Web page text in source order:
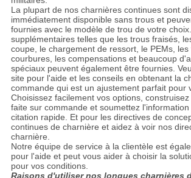
La plupart de nos charnières continues sont
immédiatement disponible sans trous et
fournies avec le modèle de trou de votre
supplémentaires telles que les trous fraisés,
coupe, le chargement de ressort, le PEMs, les
courbures, les compensations et beaucoup
spéciaux peuvent également être fournies.
site pour l'aide et les conseils en obtenant la
commande qui est un ajustement parfait pour
Choisissez facilement vos options,
faite sur commande et soumettez
citation rapide. Et pour les directives de
continues de charnière et aidez à voir nos
charnière.
Notre équipe de service à la clientèle est
pour l'aide et peut vous aider à choisir la
pour vos conditions.
Raisons d'utiliser nos longues charnières